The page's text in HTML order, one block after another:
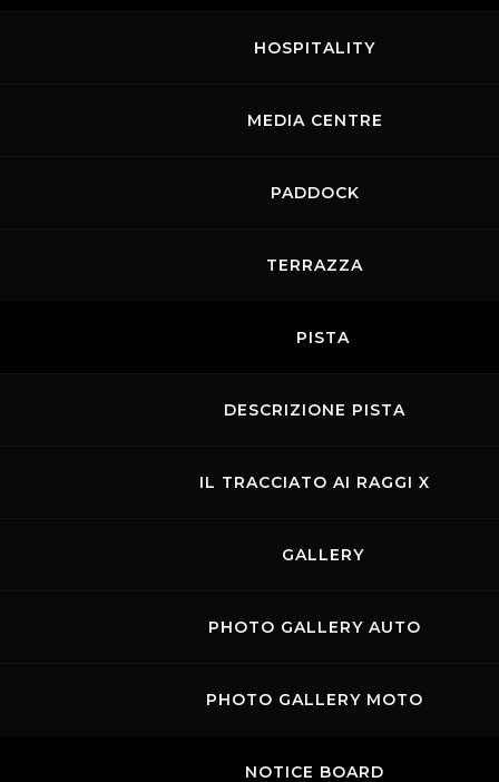
HOSPITALITY
MEDIA CENTRE
PADDOCK
TERRAZZA
PISTA
DESCRIZIONE PISTA
IL TRACCIATO AI RAGGI X
GALLERY
PHOTO GALLERY AUTO
PHOTO GALLERY MOTO
NOTICE BOARD
0558499111- All Rights Reserved | Web project byPolimedia - Siti che